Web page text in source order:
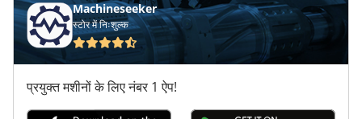
Machineseeker
स्टोर में निःशुल्क
प्रयुक्त मशीनों के लिए नंबर 1 ऐप!